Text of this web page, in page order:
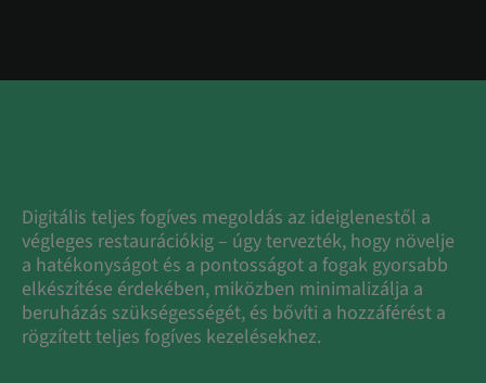
Digitális teljes fogíves megoldás az ideiglenestől a
végleges restaurációkig – úgy tervezték, hogy növelje
a hatékonyságot és a pontosságot a fogak gyorsabb
elkészítése érdekében, miközben minimalizálja a
beruházás szükségességét, és bővíti a hozzáférést a
rögzített teljes fogíves kezelésekhez.